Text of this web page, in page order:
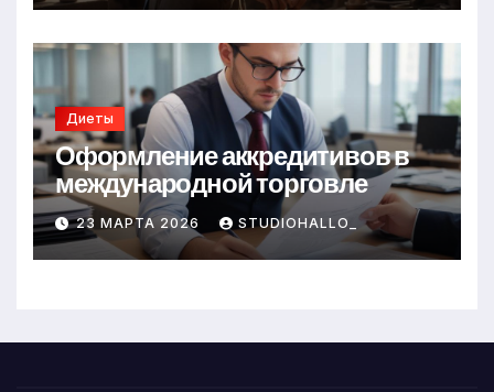
Диеты
Оформление аккредитивов в
международной торговле
23 МАРТА 2026 STUDIOHALLO_